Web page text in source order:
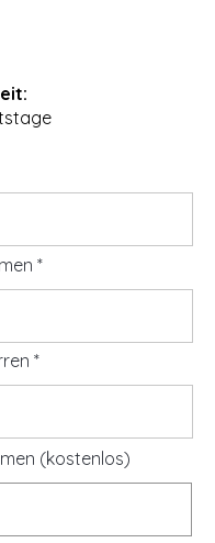
(kostenlos)